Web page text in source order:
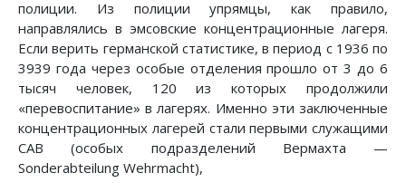
полиции. Из полиции упрямцы, как правило,
направлялись в эмсовские концентрационные лагеря.
Если верить германской статистике, в период с 1936 по
3939 года через особые отделения прошло от 3 до 6
тысяч человек, 120 из которых продолжили
«перевоспитание» в лагерях. Именно эти заключенные
концентрационных лагерей стали первыми служащими
CAB (особых подразделений Вермахта —
Sonderabteilung Wehrmacht),